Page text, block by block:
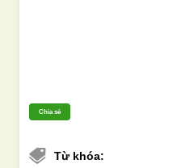
Chia sẻ
Từ khóa: